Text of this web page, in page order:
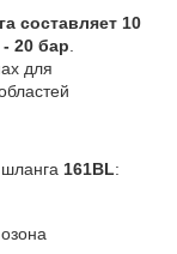
составляет 10
20 бар
для
161BL: